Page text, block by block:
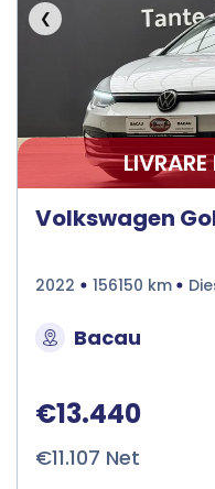
❮
Volkswagen
2022 156150 km
Bacau
€13.440
€11.107 Net